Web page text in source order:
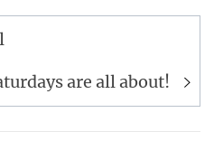
are all about!